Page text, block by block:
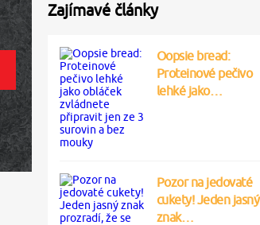
Zajímavé články
Oopsie bread:
Proteinové pečivo
lehké jako…
Pozor na jedovaté
cukety! Jeden jasný
znak…